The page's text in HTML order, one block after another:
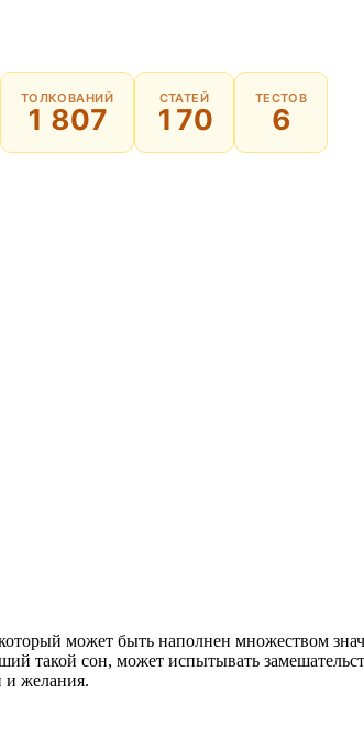
ТОЛКОВАНИЙ
1 807
СТАТЕЙ
170
ТЕСТОВ
6
может быть наполнен множеством
сон, может испытывать
и желания.